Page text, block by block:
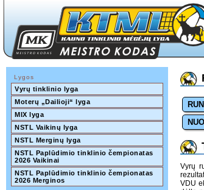
Lygos
Vyrų tinklinio lyga
Moterų „Dailioji“ lyga
MIX lyga
NSTL Vaikinų lyga
NSTL Merginų lyga
NSTL Paplūdimio tinklinio čempionatas
2026 Vaikinai
NSTL Paplūdimio tinklinio čempionatas
2026 Merginos
Vyrų
VDU